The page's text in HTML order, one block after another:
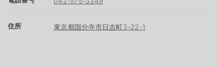
住所 東京都国分寺市日吉町3-22-1